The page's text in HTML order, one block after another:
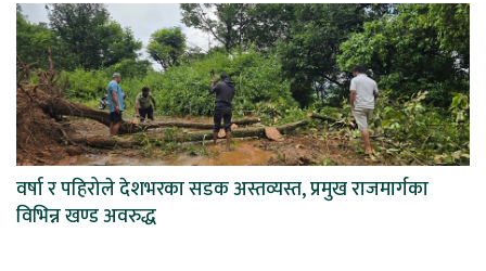
वर्षा र पहिरोले देशभरका सडक अस्तव्यस्त, प्रमुख राजमार्गका
विभिन्न खण्ड अवरुद्ध